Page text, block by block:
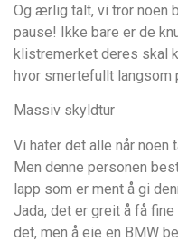
Og ærlig talt, vi tror noen
pause! Ikke bare er de
klistremerket deres skal
hvor smertefullt langsom
Massiv skyldtur
Vi hater det alle når noen
Men denne personen
lapp som er ment å gi
Jada, det er greit å få
det, men å eie en BMW